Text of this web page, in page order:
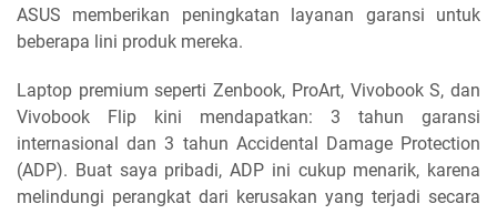
ASUS memberikan peningkatan layanan garansi untuk
beberapa lini produk mereka.
Laptop premium seperti Zenbook, ProArt, Vivobook S, dan
Vivobook Flip kini mendapatkan: 3 tahun garansi
internasional dan 3 tahun Accidental Damage Protection
(ADP). Buat saya pribadi, ADP ini cukup menarik, karena
melindungi perangkat dari kerusakan yang terjadi secara